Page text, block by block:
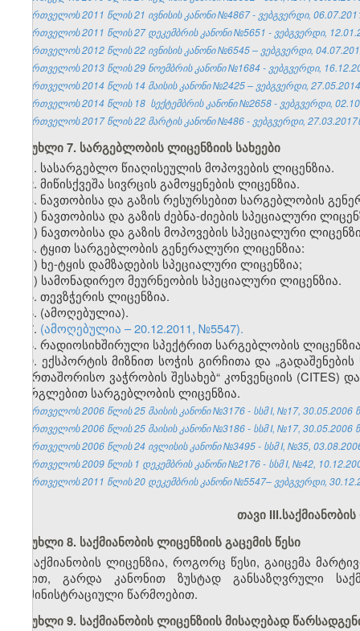
საქართველოს 2011 წლის 21 ივნისის კანონი №4867 - ვებგვერდი,
საქართველოს 2011 წლის 27 დეკემბრის კანონი №5651 - ვებგვერდი,
საქართველოს 2012 წლის 22 ივნისის კანონი №6545 – ვებგვერდი,
საქართველოს 2013 წლის 29 ნოემბრის კანონი №1684 - ვებგვერდი,
საქართველოს 2014 წლის 14 მაისის კანონი №2425 – ვებგვერდი,
საქართველოს 2014 წლის 18 სექტემბრისკანონი №2658 - ვებგვერდი,
საქართველოს 2017 წლის 22 მარტის კანონი №486 - ვებგვერდი,
მუხლი 7. სარგებლობის ლიცენზიის სახეები
1. სასარგებლო წიაღისეულის მოპოვების ლიცენზია.
2. მიწისქვეშა სივრცის გამოყენების ლიცენზია.
3. ნავთობისა და გაზის რესურსებით სარგებლობის
ა) ნავთობისა და გაზის ძებნა-ძიების სპეციალური
ბ) ნავთობისა და გაზის მოპოვების სპეციალური
4. ტყით სარგებლობის გენერალური ლიცენზია:
ა) ხე-ტყის დამზადების სპეციალური ლიცენზია;
ბ) სამონადირეო მეურნეობის სპეციალური ლიცენზია.
5. თევზჭერის ლიცენზია.
6. (ამოღებულია).
7. (ამოღებულია – 20.12.2011, №5547).
8. რადიოსიხშირული სპექტრით სარგებლობის
9. ექსპორტის მიზნით სოჭის გირჩითა და
საერთაშორისო ვაჭრობის შესახებ“ კონვენციის
გორგლებით სარგებლობის ლიცენზია.
საქართველოს 2006 წლის 25 მაისის კანონი №3176 - სსმ I, №17, 30.05.2006
საქართველოს 2006 წლის 25 მაისის კანონი №3186 - სსმ I, №17, 30.05.2006
საქართველოს 2006 წლის 24 ივლისის კანონი №3495 - სსმ I, №35,
საქართველოს 2009 წლის 1 დეკემბრის კანონი №2176 - სსმ I, №42,
საქართველოს 2011 წლის 20 დეკემბრის კანონი №5547– ვებგვერდი,
თავი III.
მუხლი 8. საქმიანობის ლიცენზიის გაცემის წესი
საქმიანობის ლიცენზია, როგორც წესი, გაიცემა
წესით, გარდა კანონით ზუსტად განსაზღვრული
ადმინისტრაციული წარმოებით.
მუხლი 9. საქმიანობის ლიცენზიის მისაღებად